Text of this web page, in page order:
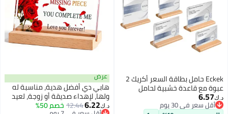
Eckek حامل بطاقة السعر أكريك 2
مع قاعدة خشبية لحامل
على الطاولة6.57
أقل سعر في 30 يوم
عرض
هابي دي أفضل هدية، مناسبة له
ولها، لإهداء صديقة أو زوجة، لعيد
الحب، أعياد الميلاد، حفلات الزفاف،
6.22
12.44خصم 50%